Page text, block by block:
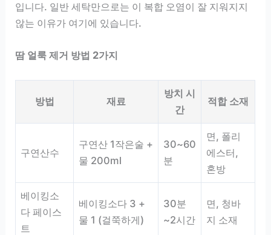
입니다. 일반 세탁만으로는 이 복합 오염이 잘 지워지지
않는 이유가 여기에 있습니다.
땀 얼룩 제거 방법 2가지
방법 재료
방치 시
간
적합 소재
구연산수
구연산 1작은술 +
물 200ml
30~60
분
면, 폴리
에스터,
혼방
베이킹소
다 페이스
트
베이킹소다 3 +
물 1 (걸쭉하게)
30분
~2시간
면, 청바
지 소재